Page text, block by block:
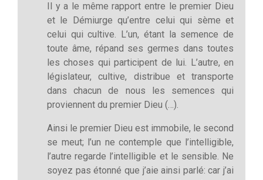
Il y a le même rapport entre le premier Dieu
et le Démiurge qu’entre celui qui sème et
celui qui cultive. L’un, étant la semence de
toute âme, répand ses germes dans toutes
les choses qui participent de lui. L’autre, en
législateur, cultive, distribue et transporte
dans chacun de nous les semences qui
proviennent du premier Dieu (…).
Ainsi le premier Dieu est immobile, le second
se meut; l’un ne contemple que l’intelligible,
l’autre regarde l’intelligible et le sensible. Ne
soyez pas étonné que j’aie ainsi parlé: car j’ai